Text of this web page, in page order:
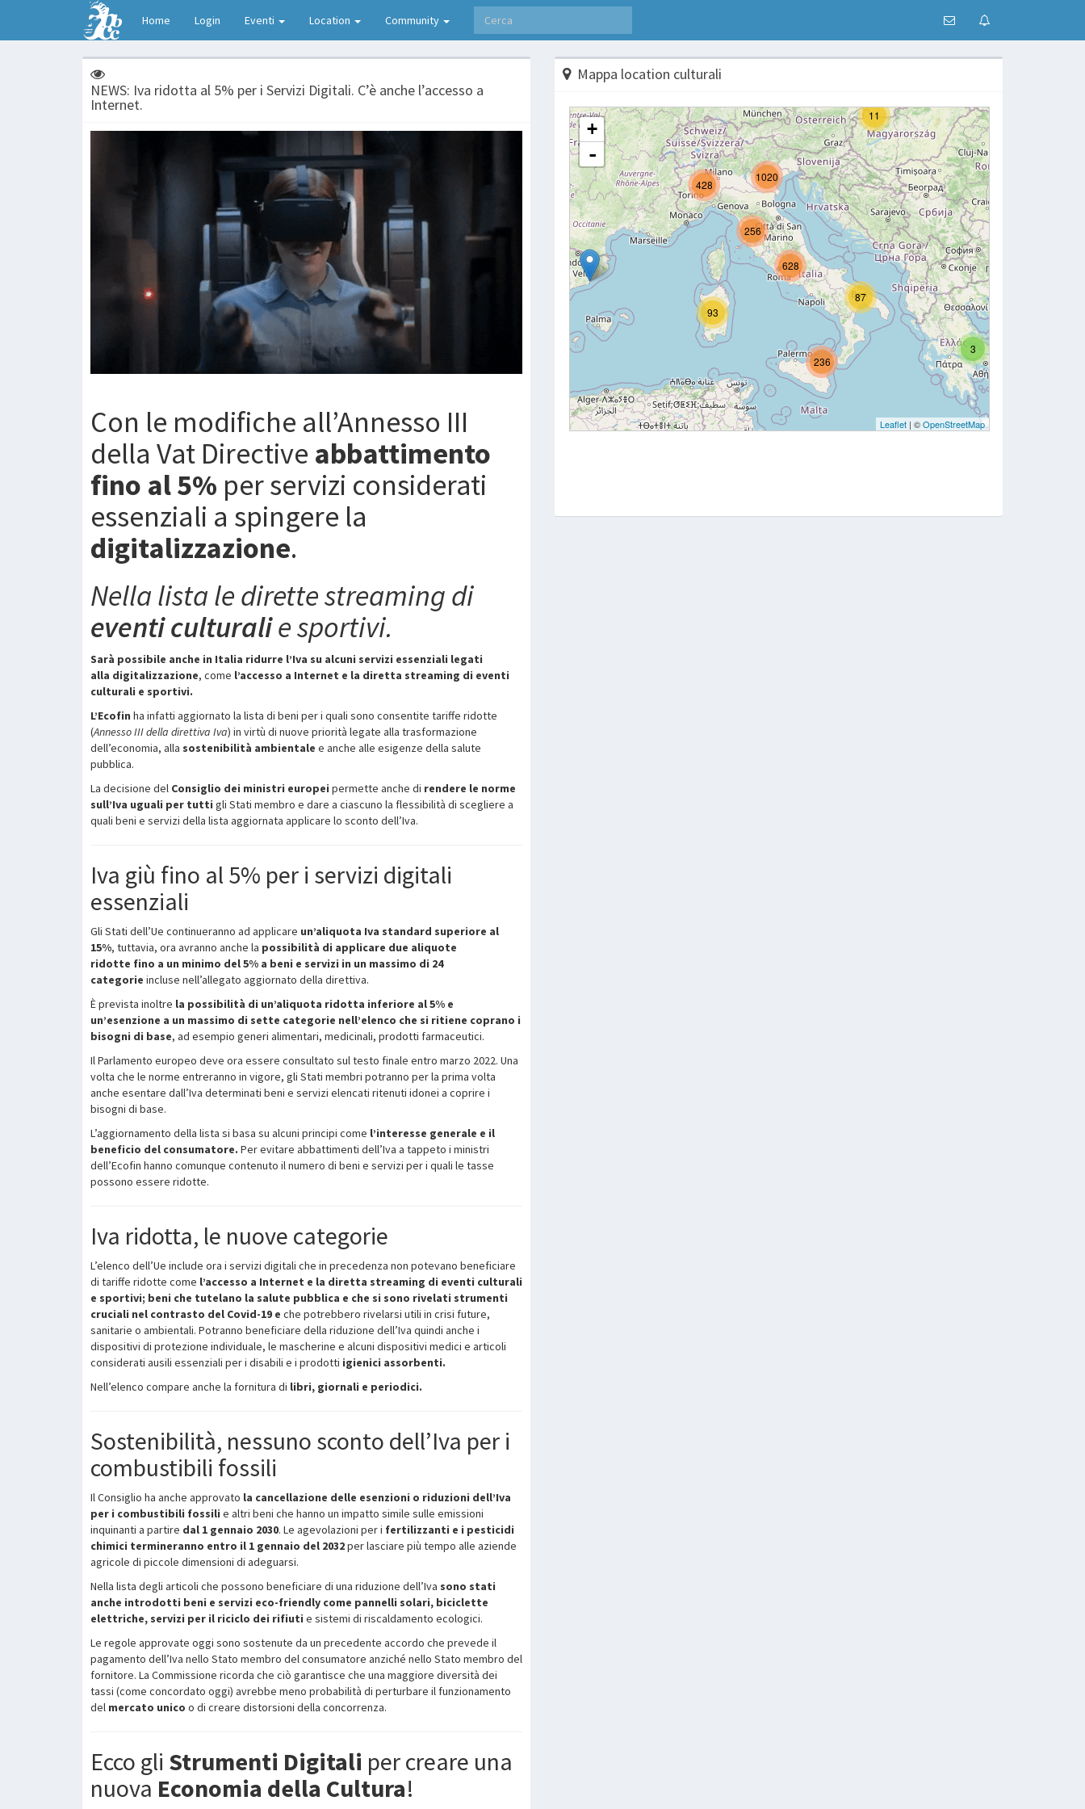
Home Login Eventi Location Community
NEWS: Iva ridotta al 5% per i Servizi Digitali. C’è anche l’accesso a
Internet.
Con le modifiche all’Annesso III
della Vat Directive abbattimento
fino al 5% per servizi considerati
essenziali a spingere la
digitalizzazione.
Nella lista le dirette streaming di
eventi culturalie sportivi.
Sarà possibile anche in Italia ridurre l’Iva su alcuni servizi essenziali legati
alla digitalizzazione, come l’accesso a Internet e la diretta streaming di eventi
culturali e sportivi.
L’Ecofin ha infatti aggiornato la lista di beni per i quali sono consentite tariffe ridotte
(Annesso III della direttiva Iva) in virtù di nuove priorità legate alla trasformazione
dell’economia, alla sostenibilità ambientale e anche alle esigenze della salute
pubblica.
La decisione del Consiglio dei ministri europei permette anche di rendere le norme
sull’Iva uguali per tutti gli Stati membro e dare a ciascuno la flessibilità di scegliere a
quali beni e servizi della lista aggiornata applicare lo sconto dell’Iva.
Iva giù fino al 5% per i servizi digitali
essenziali
Gli Stati dell’Ue continueranno ad applicare un’aliquota Iva standard superiore al
15%, tuttavia, ora avranno anche la possibilità di applicare due aliquote
ridotte fino a un minimo del 5% a beni e servizi in un massimo di 24
categorie incluse nell’allegato aggiornato della direttiva.
È prevista inoltre la possibilità di un’aliquota ridotta inferiore al 5% e
un’esenzione a un massimo di sette categorie nell’elenco che si ritiene coprano i
bisogni di base, ad esempio generi alimentari, medicinali, prodotti farmaceutici.
Il Parlamento europeo deve ora essere consultato sul testo finale entro marzo 2022. Una
volta che le norme entreranno in vigore, gli Stati membri potranno per la prima volta
anche esentare dall’Iva determinati beni e servizi elencati ritenuti idonei a coprire i
bisogni di base.
L’aggiornamento della lista si basa su alcuni principi come l’interesse generale e il
beneficio del consumatore. Per evitare abbattimenti dell’Iva a tappeto i ministri
dell’Ecofin hanno comunque contenuto il numero di beni e servizi per i quali le tasse
possono essere ridotte.
Iva ridotta, le nuove categorie
L’elenco dell’Ue include ora i servizi digitali che in precedenza non potevano beneficiare
di tariffe ridotte come l’accesso a Internet e la diretta streaming di eventi culturali
e sportivi; beni che tutelano la salute pubblica e che si sono rivelati strumenti
cruciali nel contrasto del Covid-19 e che potrebbero rivelarsi utili in crisi future,
sanitarie o ambientali. Potranno beneficiare della riduzione dell’Iva quindi anche i
dispositivi di protezione individuale, le mascherine e alcuni dispositivi medici e articoli
considerati ausili essenziali per i disabili e i prodotti igienici assorbenti.
Nell’elenco compare anche la fornitura di libri, giornali e periodici.
Sostenibilità, nessuno sconto dell’Iva per i
combustibili fossili
Il Consiglio ha anche approvato la cancellazione delle esenzioni o riduzioni dell’Iva
per i combustibili fossili e altri beni che hanno un impatto simile sulle emissioni
inquinanti a partire dal 1 gennaio 2030. Le agevolazioni per i fertilizzanti e i pesticidi
chimici termineranno entro il 1 gennaio del 2032per lasciare più tempo alle aziende
agricole di piccole dimensioni di adeguarsi.
Nella lista degli articoli che possono beneficiare di una riduzione dell’Iva sono stati
anche introdotti beni e servizi eco-friendly come pannelli solari, biciclette
elettriche, servizi per il riciclo dei rifiuti e sistemi di riscaldamento ecologici.
Le regole approvate oggi sono sostenute da un precedente accordo che prevede il
pagamento dell’Iva nello Stato membro del consumatore anziché nello Stato membro del
fornitore. La Commissione ricorda che ciò garantisce che una maggiore diversità dei
tassi (come concordato oggi) avrebbe meno probabilità di perturbare il funzionamento
del mercato unico o di creare distorsioni della concorrenza.
Ecco gli Strumenti Digitali per creare una
nuova Economia della Cultura!
Mappa location culturali